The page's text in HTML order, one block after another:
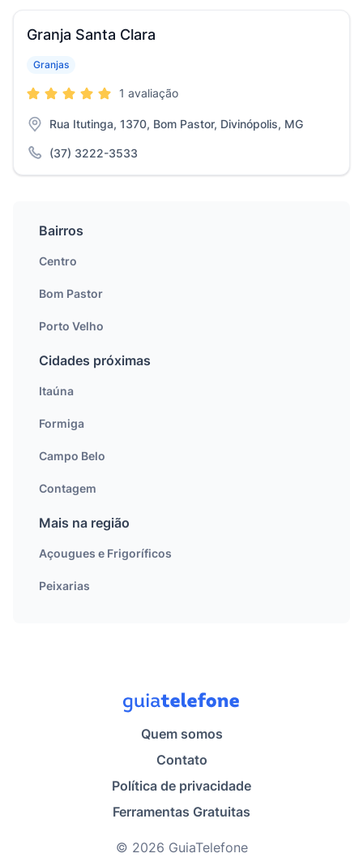
Granja Santa Clara
Granjas
1 avaliação
Rua Itutinga, 1370, Bom Pastor, Divinópolis, MG
(37) 3222-3533
Bairros
Centro
Bom Pastor
Porto Velho
Cidades próximas
Itaúna
Formiga
Campo Belo
Contagem
Mais na região
Açougues e Frigoríficos
Peixarias
Quem somos
Contato
Política de privacidade
Ferramentas Gratuitas
© 2026 GuiaTelefone